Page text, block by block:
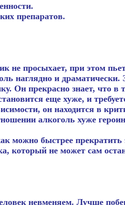
препаратов.
не просыхает, при этом
наглядно и драматически.
Он прекрасно знает, что в
еще хуже, и
он находится в
алкоголь хуже
можно быстрее прекратить
который не может сам
невменяем. Лучше